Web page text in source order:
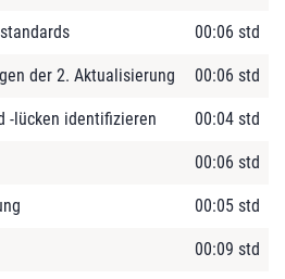
00:06 std
der 2. Aktualisierung 00:06 std
-lücken identifizieren 00:04 std
00:06 std
00:05 std
00:09 std